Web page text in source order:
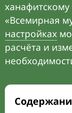
«Всемирная
настройках
расчёта и